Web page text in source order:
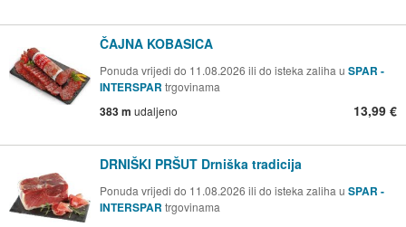
ČAJNA KOBASICA
Ponuda vrijedi do 11.08.2026 ili do isteka zaliha u SPAR -
INTERSPAR trgovinama
383 m udaljeno 13,99 €
DRNIŠKI PRŠUT Drniška tradicija
Ponuda vrijedi do 11.08.2026 ili do isteka zaliha u SPAR -
INTERSPAR trgovinama